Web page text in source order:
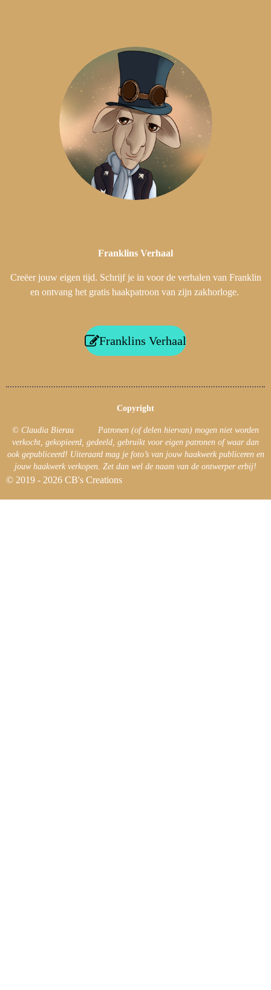
Franklins Verhaal
Creëer jouw eigen tijd. Schrijf je in voor de verhalen van Franklin
en ontvang het gratis haakpatroon van zijn zakhorloge.
Franklins Verhaal
Copyright
© Claudia Bierau Patronen (of delen hiervan) mogen niet worden
verkocht, gekopieerd, gedeeld, gebruikt voor eigen patronen of waar dan
ook gepubliceerd! Uiteraard mag je foto’s van jouw haakwerk publiceren en
jouw haakwerk verkopen. Zet dan wel de naam van de ontwerper erbij!
© 2019 - 2026 CB's Creations